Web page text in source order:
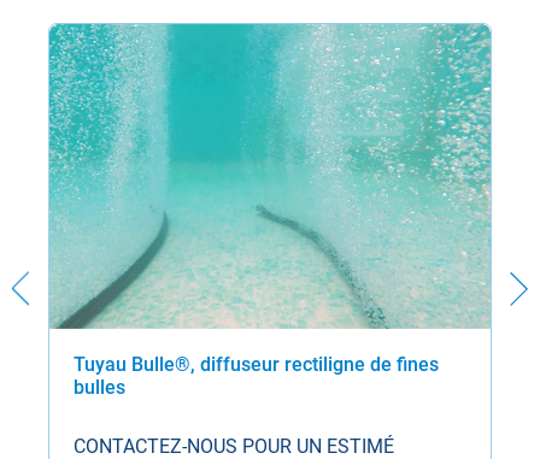
Tuyau Bulle®, diffuseur rectiligne de fines
bulles
CONTACTEZ-NOUS POUR UN ESTIMÉ